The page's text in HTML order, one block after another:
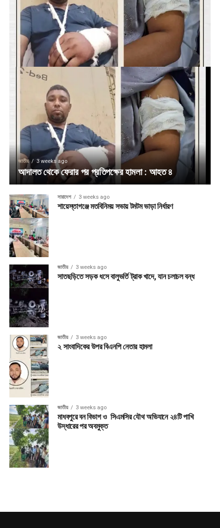
জাতীয় 3 weeks ago
আদালত থেকে ফেরার পর প্রতিপক্ষের হামলা : আহত ৪
সারাদেশ 3 weeks ago
শায়েস্তাগঞ্জে মতবিনিময় সভায় টমটম ভাড়া নির্ধারণ
জাতীয় 3 weeks ago
সাতছড়িতে সড়ক ধসে বালুভর্তি ট্রাক খাদে, যান চলাচল বন্ধ
জাতীয় 3 weeks ago
২ সাংবাদিকের উপর বিএনপি নেতার হামলা
জাতীয় 3 weeks ago
মাধবপুরে বন বিভাগ ও সিএমসির যৌথ অভিযানে ২৪টি পাখি
উদ্ধারের পর অবমুক্ত